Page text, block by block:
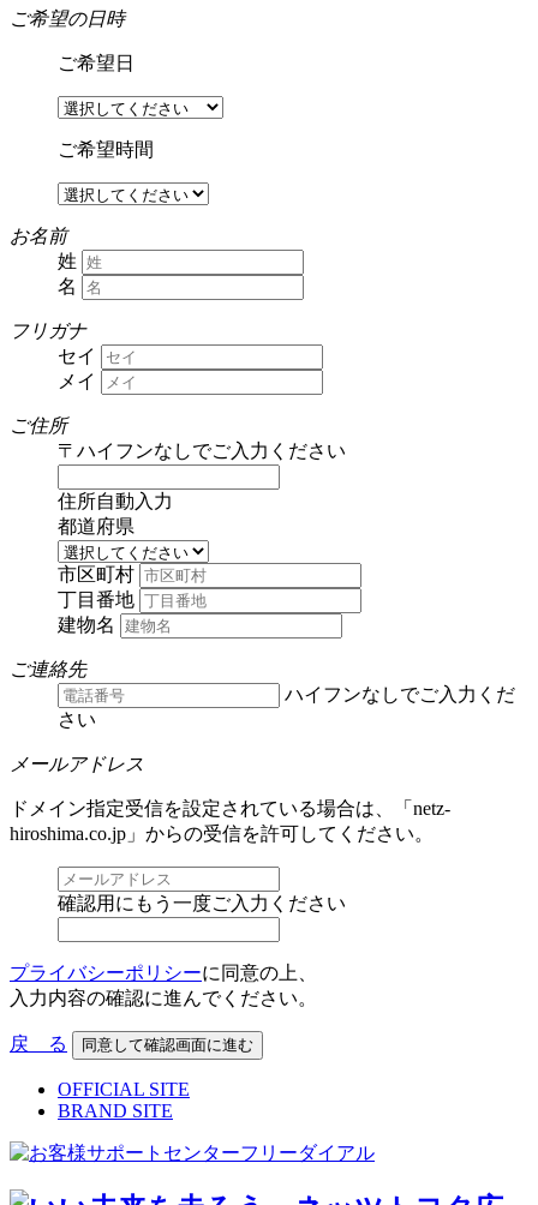
ご希望の日時
ご希望日
ご希望時間
お名前
姓
名
フリガナ
セイ
メイ
ご住所
〒 ハイフンなしでご入力ください
住所自動入力
都道府県
市区町村
丁目番地
建物名
ご連絡先
ハイフンなしでご入力くだ
さい
メールアドレス
ドメイン指定受信を設定されている場合は、「netz-
hiroshima.co.jp」からの受信を許可してください。
確認用にもう一度ご入力ください
プライバシーポリシーに同意の上、
入力内容の確認に進んでください。
戻 る
OFFICIAL SITE
BRAND SITE